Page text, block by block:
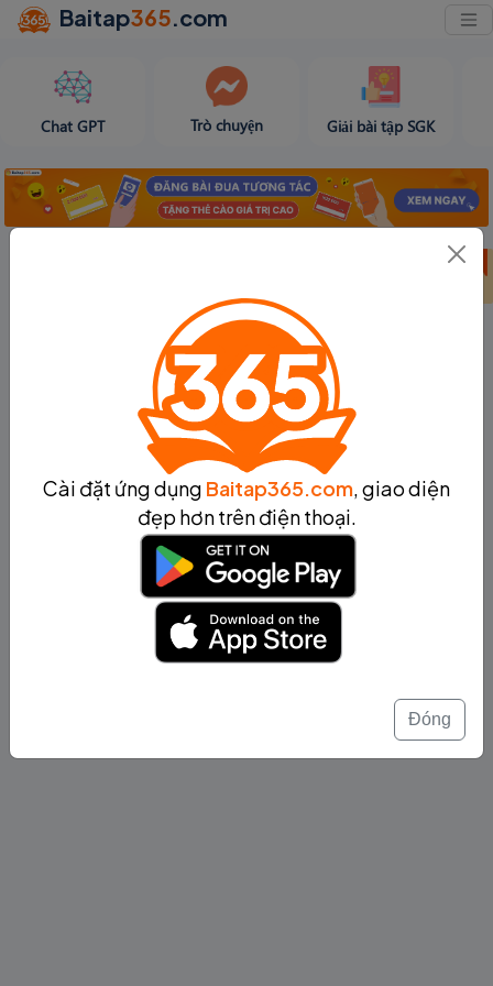
Baitap365.com
Chat GPT Trò chuyện Giải bài tập SGK
Bảng thành tích
Cài đặt ứng dụng Baitap365.com, giao diện
đẹp hơn trên điện thoại.
Đóng